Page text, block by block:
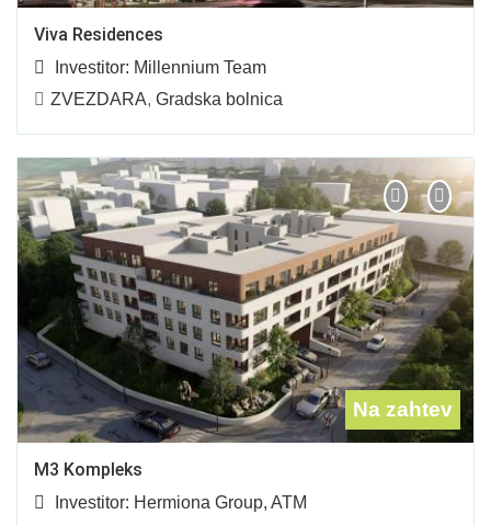
Viva Residences
Investitor: Millennium Team
ZVEZDARA, Gradska bolnica
Na zahtev
M3 Kompleks
Investitor: Hermiona Group, ATM